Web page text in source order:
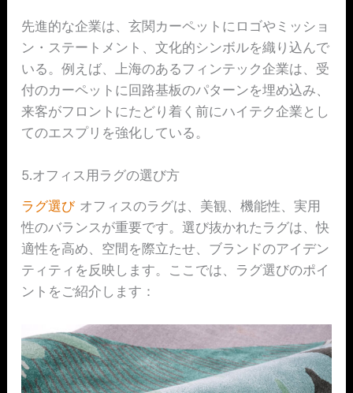
先進的な企業は、玄関カーペットにロゴやミッショ
ン・ステートメント、文化的シンボルを織り込んで
いる。例えば、上海のあるフィンテック企業は、受
付のカーペットに回路基板のパターンを埋め込み、
来客がフロントにたどり着く前にハイテク企業とし
てのエスプリを強化している。
5.オフィス用ラグの選び方
ラグ選びオフィスのラグは、美観、機能性、実用
性のバランスが重要です。選び抜かれたラグは、快
適性を高め、空間を際立たせ、ブランドのアイデン
ティティを反映します。ここでは、ラグ選びのポイ
ントをご紹介します：